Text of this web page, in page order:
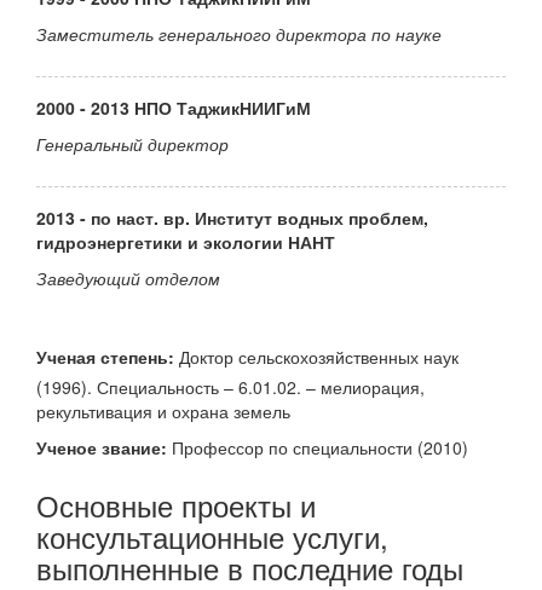
Заместитель генерального директора по науке
2000 - 2013 НПО ТаджикНИИГиМ
Генеральный директор
2013 - по наст. вр. Институт водных проблем,
гидроэнергетики и экологии НАНТ
Заведующий отделом
Ученая степень: Доктор сельскохозяйственных наук
(1996). Специальность – 6.01.02. – мелиорация,
рекультивация и охрана земель
Ученое звание: Профессор по специальности (2010)
Основные проекты и
консультационные услуги,
выполненные в последние годы